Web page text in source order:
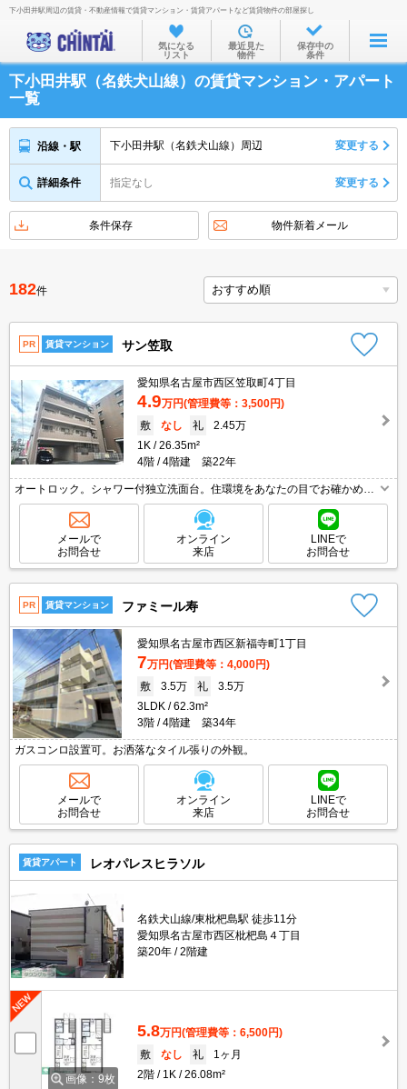
お部屋を探す
沿線・駅から
住所から
家賃相場から
不動産会社から
下小田井駅周辺の賃貸・不動産情報で賃貸マンション・賃貸アパートなど賃貸物件の部屋探し
気になる
リスト
最近見た
物件
保存中の
条件
下小田井駅（名鉄犬山線）の賃貸マンション・アパート
一覧
沿線・駅 下小田井駅（名鉄犬山線）周辺 変更する
詳細条件 指定なし 変更する
条件保存 物件新着メール
182件
PR 賃貸マンション サン笠取
愛知県名古屋市西区笠取町4丁目
4.9万円(管理費等：3,500円)
敷
なし 礼
2.45万
1K
26.35m²
4階
4階建 築22年
オートロック。シャワー付独立洗面台。住環境をあなたの目でお確かめ下
さい。保証会社加入要(1万円:プラン一例)。
メールで
お問合せ
オンライン
来店
LINEで
お問合せ
PR 賃貸マンション ファミール寿
愛知県名古屋市西区新福寺町1丁目
7万円(管理費等：4,000円)
敷
3.5万 礼
3.5万
3LDK
62.3m²
3階
4階建 築34年
ガスコンロ設置可。お洒落なタイル張りの外観。
メールで
お問合せ
オンライン
来店
LINEで
お問合せ
賃貸アパート レオパレスヒラソル
名鉄犬山線/東枇杷島駅 徒歩11分
愛知県名古屋市西区枇杷島４丁目
築20年
2階建
画像：9枚
5.8万円(管理費等：6,500円)
敷
なし 礼
1ヶ月
2階
1K 26.08m²